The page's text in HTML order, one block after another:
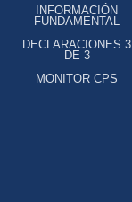
INFORMACIÓN
FUNDAMENTAL
DECLARACIONES 3
DE 3
MONITOR CPS